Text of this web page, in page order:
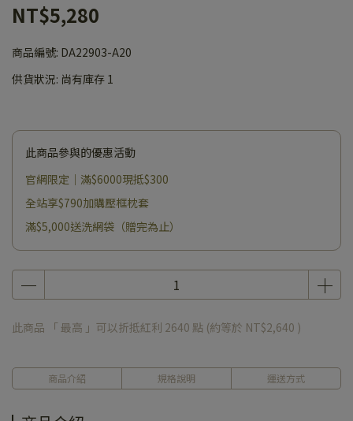
NT$5,280
商品編號: DA22903-A20
供貨狀況: 尚有庫存 1
此商品參與的優惠活動
官網限定｜滿$6000現抵$300
全站享$790加購壓框枕套
滿$5,000送洗網袋（贈完為止）
此商品 「 最高 」可以折抵紅利 2640 點 (約等於 NT$2,640 )
商品介紹 規格說明 運送方式